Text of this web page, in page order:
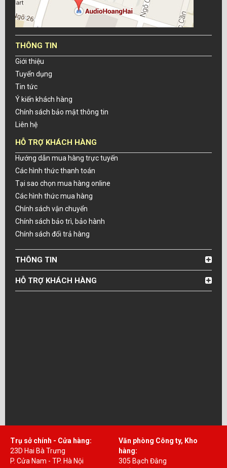
THÔNG TIN
Giới thiệu
Tuyển dụng
Tin tức
Ý kiến khách hàng
Chính sách bảo mật thông tin
Liên hệ
HỖ TRỢ KHÁCH HÀNG
Hướng dẫn mua hàng trực tuyến
Các hình thức thanh toán
Tại sao chọn mua hàng online
Các hình thức mua hàng
Chính sách vận chuyển
Chính sách bảo trì, bảo hành
Chính sách đổi trả hàng
THÔNG TIN
HỖ TRỢ KHÁCH HÀNG
Trụ sở chính - Cửa hàng:
23D Hai Bà Trưng
P. Cửa Nam - TP. Hà Nội
Văn phòng Công ty, Kho
hàng:
305 Bạch Đằng